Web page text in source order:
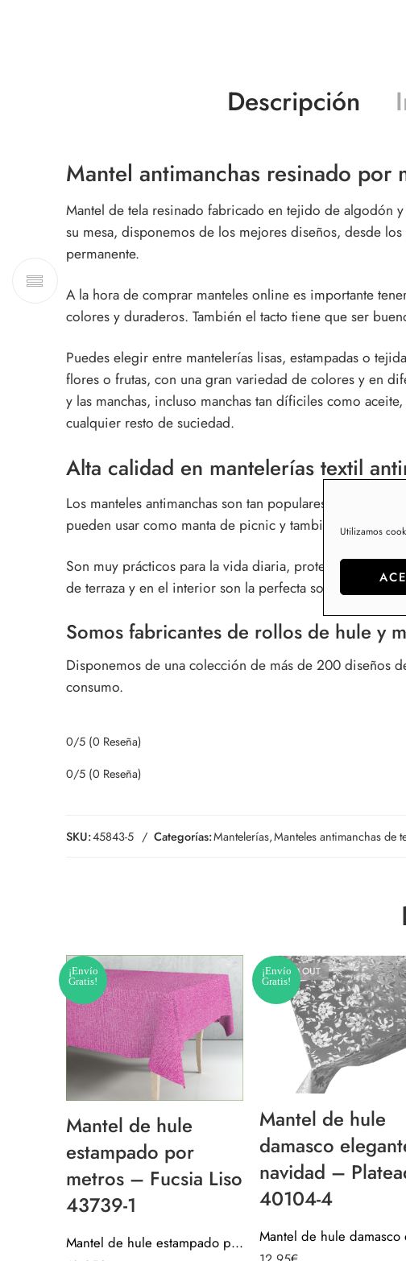
Utilizamos
Descripción
Mantel antimanchas resinado por
Mantel de tela resinado fabricado en tejido de algodón
su mesa, disponemos de los mejores diseños, desde
permanente.
A la hora de comprar manteles online es importante
colores y duraderos. También el tacto tiene que ser
Puedes elegir entre mantelerías lisas, estampadas o
flores o frutas, con una gran variedad de colores y en
y las manchas, incluso manchas tan díficiles como
cualquier resto de suciedad.
Alta calidad en mantelerías textil
Los manteles antimanchas son tan populares porque
pueden usar como manta de picnic y también de mantel
Son muy prácticos para la vida diaria, protegen
de terraza y en el interior son la perfecta solución para
Somos fabricantes de rollos de hule y
Disponemos de una colección de más de 200 diseños
consumo.
0/5 (0 Reseña)
0/5 (0 Reseña)
SKU:45843-5 Categorías:Mantelerías,Manteles antimanchas de
¡Envío
Gratis!
Mantel de hule
estampado por
metros – Fucsia Liso
43739-1
Mantel de hule estampado por metros – Fucsia Liso 43739-1
¡Envío
Gratis!
SOLD OUT
Mantel de hule
damasco
navidad –
40104-4